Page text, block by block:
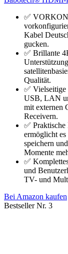
✅
Kabel
gucken.
✅ Brillante
Qualität.
✅
USB, LAN
mit externen
Receivern.
✅
ermöglicht
speichern
Momente
✅
und
TV- und
Bei Amazon kaufen
Bestseller Nr. 3